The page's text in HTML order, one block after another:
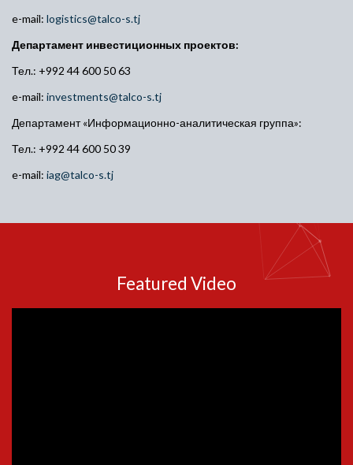
e-mail: logistics@talco-s.tj
Департамент инвестиционных проектов:
Тел.: +992 44 600 50 63
e-mail: investments@talco-s.tj
Департамент «Информационно-аналитическая группа»:
Тел.: +992 44 600 50 39
e-mail: iag@talco-s.tj
Featured Video